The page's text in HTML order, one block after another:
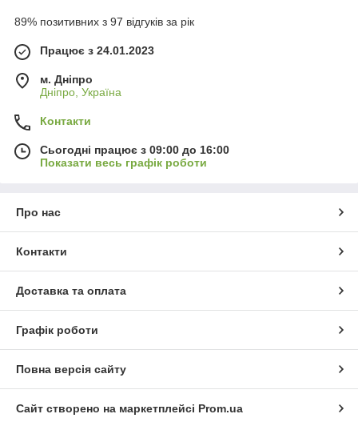
89% позитивних з 97 відгуків за рік
Працює з 24.01.2023
м. Дніпро
Дніпро, Україна
Контакти
Сьогодні працює з 09:00 до 16:00
Показати весь графік роботи
Про нас
Контакти
Доставка та оплата
Графік роботи
Повна версія сайту
Сайт створено на маркетплейсі Prom.ua